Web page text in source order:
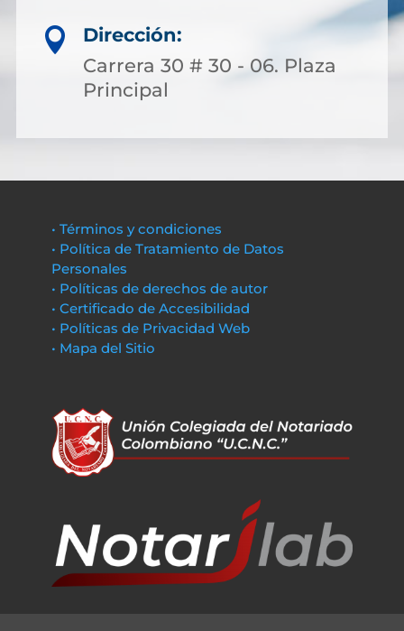

Dirección:
Carrera 30 # 30 - 06. Plaza
Principal
• Términos y condiciones
• Política de Tratamiento de Datos
Personales
• Políticas de derechos de autor
• Certificado de Accesibilidad
• Políticas de Privacidad Web
• Mapa del Sitio